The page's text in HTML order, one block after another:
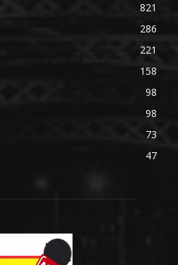
821
286
221
158
98
98
73
47